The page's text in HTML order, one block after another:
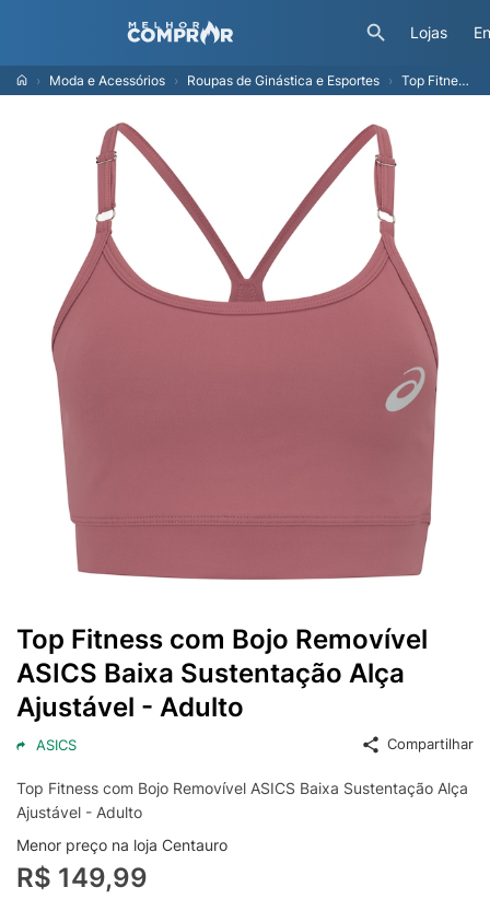
Lojas
Moda e Acessórios Roupas de Ginástica e Esportes Top Fitness com Bojo Removível ASICS Baixa Sustentação Alça Ajustável - Adulto
Top Fitness com Bojo Removível
ASICS Baixa Sustentação Alça
Ajustável - Adulto
ASICS Compartilhar
Top Fitness com Bojo Removível ASICS Baixa Sustentação Alça
Ajustável - Adulto
Menor preço na loja Centauro
R$ 149,99